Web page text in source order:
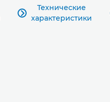

Технические
характеристики